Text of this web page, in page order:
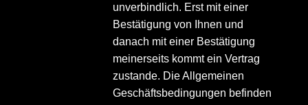
unverbindlich. Erst mit einer
Bestätigung von Ihnen und
danach mit einer Bestätigung
meinerseits kommt ein Vertrag
zustande. Die Allgemeinen
Geschäftsbedingungen befinden